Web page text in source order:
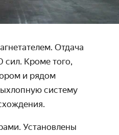
. Отдача
сил. Кроме того,
и рядом
систему
Установлены